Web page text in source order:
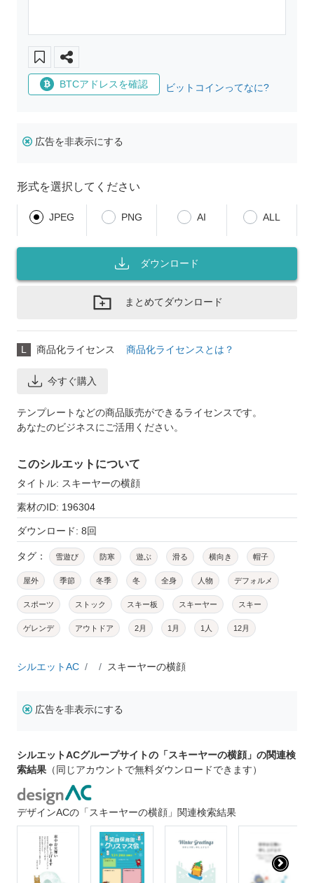
BTCアドレスを確認 ビットコインってなに?
広告を非表示にする
形式を選択してください
JPEG PNG AI ALL
ダウンロード
まとめてダウンロード
L 商品化ライセンス 商品化ライセンスとは？
今すぐ購入
テンプレートなどの商品販売ができるライセンスです。
あなたのビジネスにご活用ください。
このシルエットについて
タイトル: スキーヤーの横顔
素材のID: 196304
ダウンロード: 8回
タグ： 雪遊び 防寒 遊ぶ 滑る 横向き 帽子
屋外 季節 冬季 冬 全身 人物 デフォルメ
スポーツ ストック スキー板 スキーヤー スキー
ゲレンデ アウトドア 2月 1月 1人 12月
シルエットAC スキーヤーの横顔
広告を非表示にする
シルエットACグループサイトの「スキーヤーの横顔」の関連検
索結果 （同じアカウントで無料ダウンロードできます）
デザインACの「スキーヤーの横顔」関連検索結果